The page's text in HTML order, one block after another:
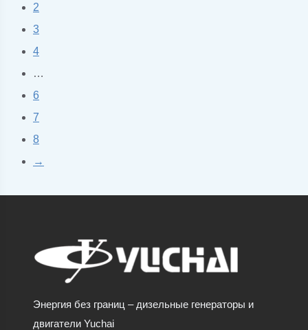
2
3
4
…
6
7
8
→
Энергия без границ – дизельные генераторы и
двигатели Yuchai